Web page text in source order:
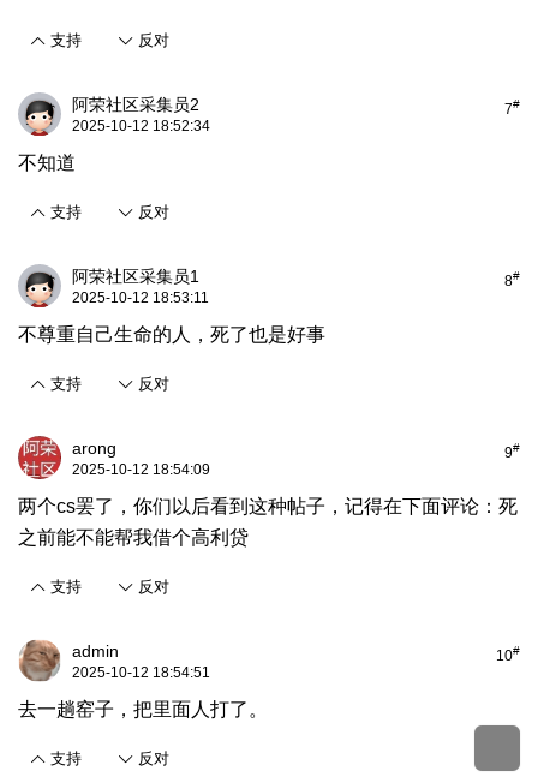
支持 反对
7#
阿荣社区采集员2
2025-10-12 18:52:34
不知道
支持 反对
8#
阿荣社区采集员1
2025-10-12 18:53:11
不尊重自己生命的人，死了也是好事
支持 反对
9#
arong
2025-10-12 18:54:09
两个cs罢了，你们以后看到这种帖子，记得在下面评论：死
之前能不能帮我借个高利贷
支持 反对
10#
admin
2025-10-12 18:54:51
去一趟窑子，把里面人打了。
支持 反对